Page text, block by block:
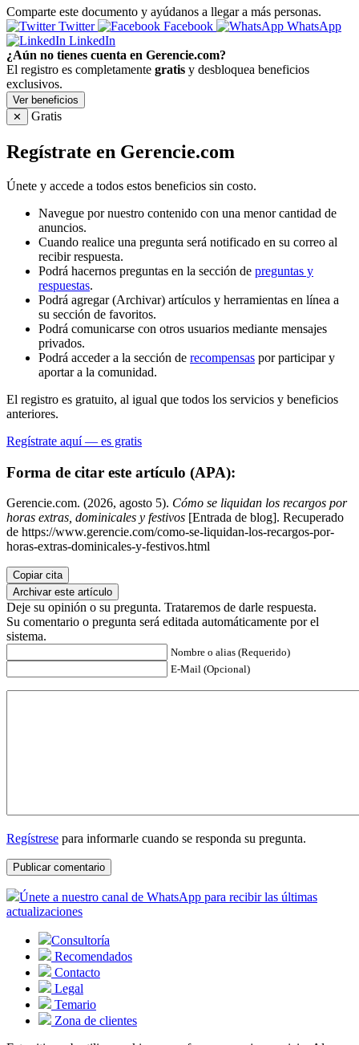
Comparte este documento y ayúdanos a llegar a más personas.
Twitter
Facebook
WhatsApp
LinkedIn
¿Aún no tienes cuenta en Gerencie.com?
El registro es completamente gratis y desbloquea beneficios
exclusivos.
Ver beneficios
✕
Gratis
Regístrate en Gerencie.com
Únete y accede a todos estos beneficios sin costo.
Navegue por nuestro contenido con una menor cantidad de
anuncios.
Cuando realice una pregunta será notificado en su correo al
recibir respuesta.
Podrá hacernos preguntas en la sección de preguntas y
respuestas.
Podrá agregar (Archivar) artículos y herramientas en línea a
su sección de favoritos.
Podrá comunicarse con otros usuarios mediante mensajes
privados.
Podrá acceder a la sección de recompensas por participar y
aportar a la comunidad.
El registro es gratuito, al igual que todos los servicios y beneficios
anteriores.
Regístrate aquí — es gratis
Forma de citar este artículo (APA):
Gerencie.com. (2026, agosto 5). Cómo se liquidan los recargos por
horas extras, dominicales y festivos [Entrada de blog]. Recuperado
de https://www.gerencie.com/como-se-liquidan-los-recargos-por-
horas-extras-dominicales-y-festivos.html
Copiar cita
Archivar este artículo
Deje su opinión o su pregunta. Trataremos de darle respuesta.
Su comentario o pregunta será editada automáticamente por el
sistema.
Nombre o alias (Requerido)
E-Mail (Opcional)
Regístrese para informarle cuando se responda su pregunta.
Únete a nuestro canal de WhatsApp para recibir las últimas
actualizaciones
Consultoría
Recomendados
Contacto
Legal
Temario
Zona de clientes